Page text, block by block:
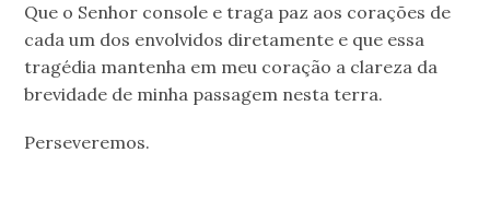
Que o Senhor console e traga paz aos corações de
cada um dos envolvidos diretamente e que essa
tragédia mantenha em meu coração a clareza da
brevidade de minha passagem nesta terra.
Perseveremos.